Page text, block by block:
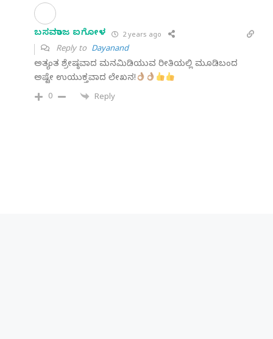
ಬಸವರಾಜ ಐಗೋಳ 2 years ago
Reply to Dayanand
ಅತ್ಯಂತ ಶ್ರೇಷ್ಠವಾದ ಮನಮಿಡಿಯುವ ರೀತಿಯಲ್ಲಿ ಮೂಡಿಬಂದ
ಅಷ್ಟೇ ಉಯುಕ್ತವಾದ ಲೇಖನ!
0 Reply